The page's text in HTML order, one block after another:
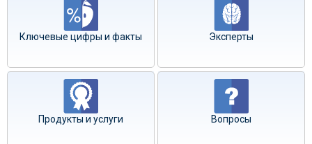
Ключевые цифры и факты Эксперты
Продукты и услуги Вопросы